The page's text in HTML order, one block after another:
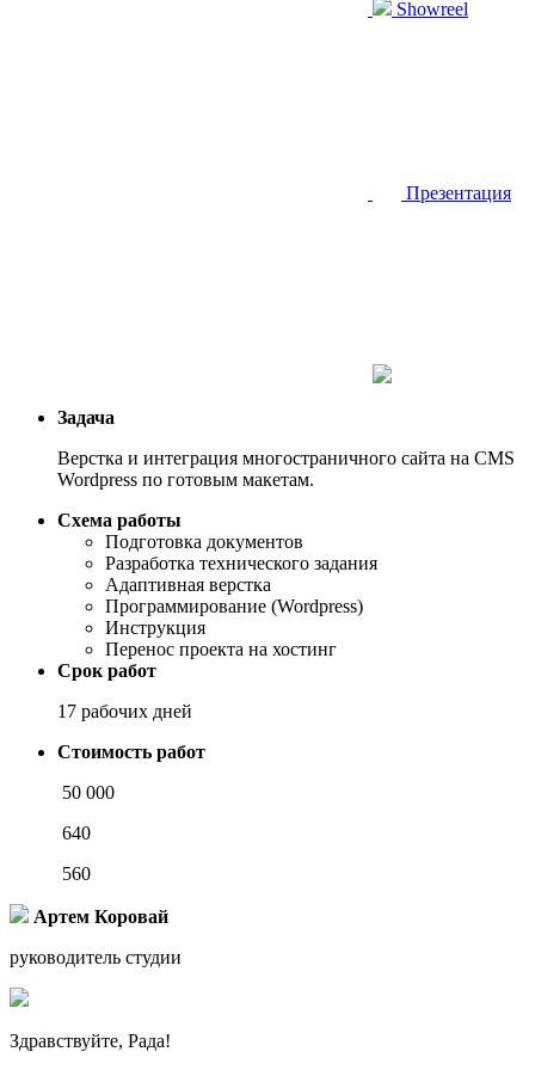
Showreel
Презентация
Задача
Верстка и интеграция многостраничного сайта на CMS
Wordpress по готовым макетам.
Схема работы
Подготовка документов
Разработка технического задания
Адаптивная верстка
Программирование (Wordpress)
Инструкция
Перенос проекта на хостинг
Срок работ
17 рабочих дней
Стоимость работ
50 000
640
560
Артем Коровай
руководитель студии
Здравствуйте, Рада!